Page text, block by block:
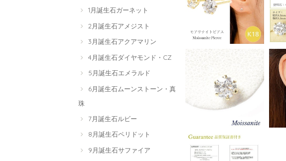
1月誕生石ガーネット
2月誕生石アメジスト
3月誕生石アクアマリン
4月誕生石ダイヤモンド・CZ
5月誕生石エメラルド
6月誕生石ムーンストーン・真
珠
7月誕生石ルビー
8月誕生石ペリドット
9月誕生石サファイア